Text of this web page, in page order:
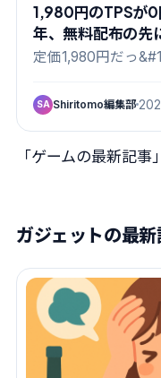
1,980円のTPSが
年、無料配布の先
定価1,980円だっ
SA Shiritomo編集部
「ゲームの最新記事
ガジェットの最新